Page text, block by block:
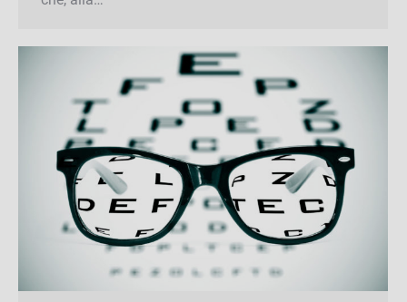
economico in cui operano che, alla…